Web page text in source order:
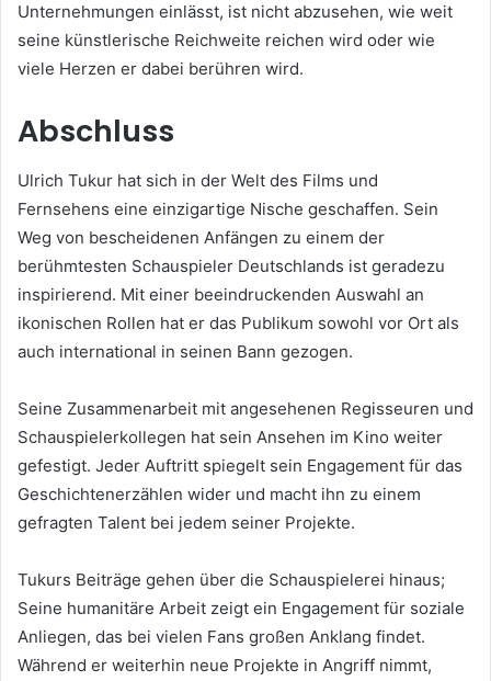
Unternehmungen einlässt, ist nicht abzusehen, wie weit
seine künstlerische Reichweite reichen wird oder wie
viele Herzen er dabei berühren wird.
Abschluss
Ulrich Tukur hat sich in der Welt des Films und
Fernsehens eine einzigartige Nische geschaffen. Sein
Weg von bescheidenen Anfängen zu einem der
berühmtesten Schauspieler Deutschlands ist geradezu
inspirierend. Mit einer beeindruckenden Auswahl an
ikonischen Rollen hat er das Publikum sowohl vor Ort als
auch international in seinen Bann gezogen.
Seine Zusammenarbeit mit angesehenen Regisseuren und
Schauspielerkollegen hat sein Ansehen im Kino weiter
gefestigt. Jeder Auftritt spiegelt sein Engagement für das
Geschichtenerzählen wider und macht ihn zu einem
gefragten Talent bei jedem seiner Projekte.
Tukurs Beiträge gehen über die Schauspielerei hinaus;
Seine humanitäre Arbeit zeigt ein Engagement für soziale
Anliegen, das bei vielen Fans großen Anklang findet.
Während er weiterhin neue Projekte in Angriff nimmt,